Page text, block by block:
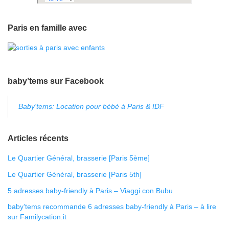
Paris en famille avec
baby’tems sur Facebook
Baby'tems: Location pour bébé à Paris & IDF
Articles récents
Le Quartier Général, brasserie [Paris 5ème]
Le Quartier Général, brasserie [Paris 5th]
5 adresses baby-friendly à Paris – Viaggi con Bubu
baby’tems recommande 6 adresses baby-friendly à Paris – à lire
sur Familycation.it